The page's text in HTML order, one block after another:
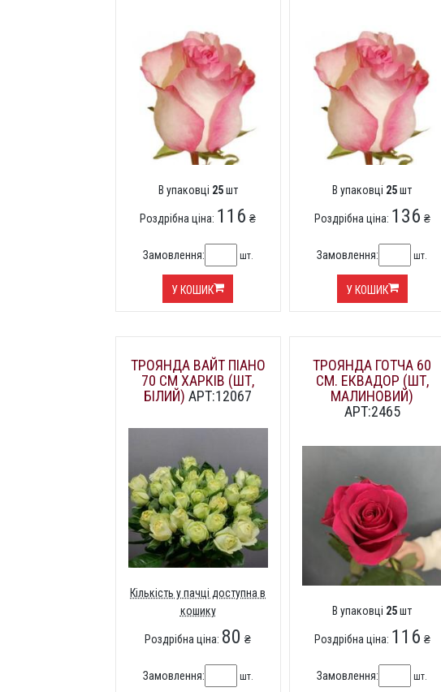
В упаковці 25шт
Роздрібна ціна: 116 ₴
Замовлення: шт.
У КОШИК
В упаковці 25шт
Роздрібна ціна: 136 ₴
Замовлення: шт.
У КОШИК
ТРОЯНДА ВАЙТ ПІАНО
70 СМ ХАРКІВ (ШТ,
БІЛИЙ) АРТ:12067
Кількість у пачці доступна в
кошику
Роздрібна ціна: 80 ₴
Замовлення: шт.
ТРОЯНДА ГОТЧА 60
СМ. ЕКВАДОР (ШТ,
МАЛИНОВИЙ)
АРТ:2465
В упаковці 25шт
Роздрібна ціна: 116 ₴
Замовлення: шт.